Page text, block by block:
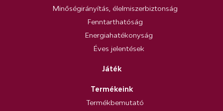
Minőségirányítás, élelmiszerbiztonság
Fenntarthatóság
Energiahatékonyság
Éves jelentések
Játék
Termékeink
Termékbemutató